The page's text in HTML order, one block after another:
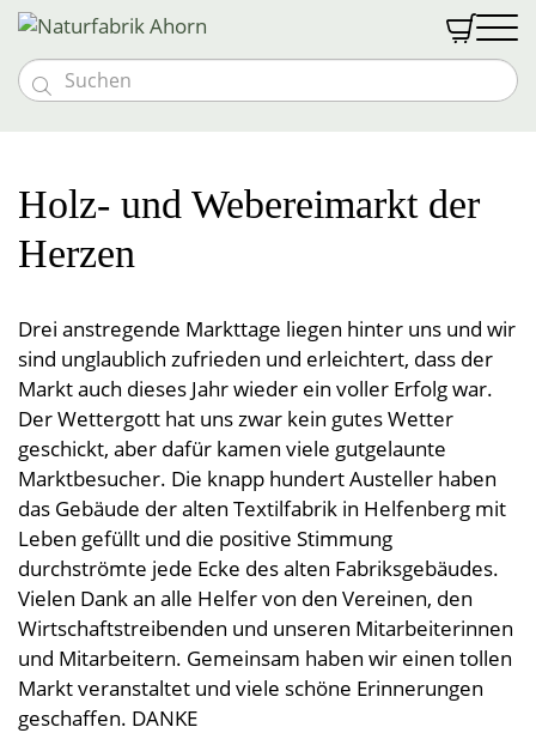

Nachtkästchen
Schränke und Kommoden
Liebhaberstücke
Besondere Extras
Vollholzpflege
Sonderanfertigungen
Möbelprogramme
Vollholztische
Bänke und Stühle
Wohnwände
Couchen & Couchtische
Einzelstücke
Vollholzbetten
Schlafen
Bio med vital Bettsystem
Polster
Unterbetten
Lattenroste
Goldkäfer Baby
Baby- & Kindermöbel
Kinder-Bettwäsche
Tragehilfen
Stillkissen
Schlafsackerl
Kinder- und Babydecken
Kleine Helfer
Zudecken, Polster, Unterbetten
Wäsche, Kleidung
Kinder-Frottierwaren
Schwangerschaft und Geburt
Textilien
Naturbettwäsche
Leinen & Hanf
Halbleinen
Baumwolle
Flanell, Druck, Satin
Spannleintücher
Nässeschutz
Wohnen
Decken
Baumwolldecken
Kuscheldecken
Schafwolldecken
Leinendecken
Polster
Polsterbezüge
Pyramidenpolster
Entspannungskissen
Duft- & Kräuterkissen
Sitzauflagen
Vorhänge & Meterware
Leben
Teppiche
Schafwollteppiche
Baumwollteppiche
Hocker
Wärmeprodukte
Taschentücher
Geschenkideen
Küche
Geschirrtücher
Brotsackerl
Schürzen
Tischwäsche
Bad
Frottierware
Handtücher
Duschtücher
Waschlappen
Frotteeturban
Saunatücher
Strandtücher
Bademäntel
Badevorleger
Abverkauf %
Über uns
Öffnungszeiten
Team
News & Messen
Kontakt & Anfahrt
Jobs
Betriebsführung
Kontakt & Anfahrt
Öffnungszeiten
Anmelden

Holz- und Webereimarkt der
Herzen
Drei anstregende Markttage liegen hinter uns und wir
sind unglaublich zufrieden und erleichtert, dass der
Markt auch dieses Jahr wieder ein voller Erfolg war.
Der Wettergott hat uns zwar kein gutes Wetter
geschickt, aber dafür kamen viele gutgelaunte
Marktbesucher. Die knapp hundert Austeller haben
das Gebäude der alten Textilfabrik in Helfenberg mit
Leben gefüllt und die positive Stimmung
durchströmte jede Ecke des alten Fabriksgebäudes.
Vielen Dank an alle Helfer von den Vereinen, den
Wirtschaftstreibenden und unseren Mitarbeiterinnen
und Mitarbeitern. Gemeinsam haben wir einen tollen
Markt veranstaltet und viele schöne Erinnerungen
geschaffen. DANKE